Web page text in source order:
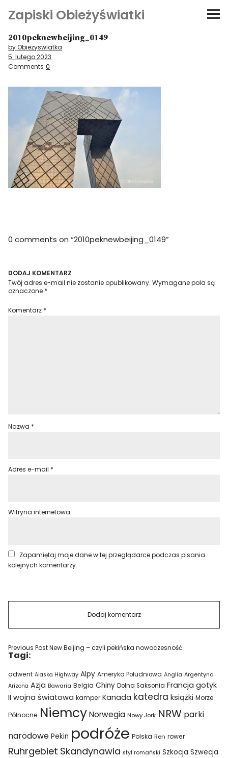
Zapiski Obieżyświatki
Podróże
Kultura i sztuka
Kątem oka
O-fiszki
Niezwyczajne ściany
Dom na kółkach
2010peknewbeijing_0149
by Obiezyswiatka
5. lutego 2023
Comments 0
0 comments on “2010peknewbeijing_0149”
DODAJ KOMENTARZ
Twój adres e-mail nie zostanie opublikowany. Wymagane pola są
oznaczone *
Komentarz *
Nazwa *
Adres e-mail *
Witryna internetowa
Zapamiętaj moje dane w tej przeglądarce podczas pisania
kolejnych komentarzy.
Previous PostNew Beijing – czyli pekińska nowoczesność
Tagi:
adwent Alaska Highway Alpy Ameryka Południowa Anglia Argentyna
Arizona Azja Bawaria Belgia Chiny Dolna Saksonia Francja gotyk
II wojna światowa kamper Kanada katedra książki Morze
Północne Niemcy Norwegia Nowy Jork NRW parki
narodowe Pekin podróże Polska Ren rower
Ruhrgebiet Skandynawia styl romański Szkocja Szwecja